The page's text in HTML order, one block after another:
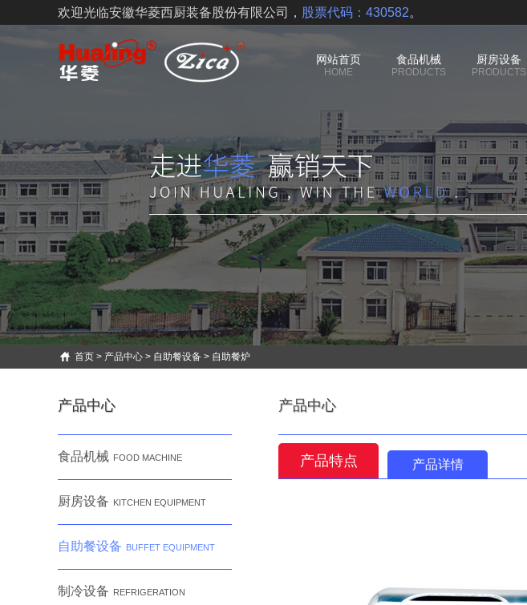
欢迎光临安徽华菱西厨装备股份有限公司， 股票代码：430582。
网站首页
HOME
食品机械
PRODUCTS
厨房设备
PRODUCTS
首页 > 产品中心 > 自助餐设备 > 自助餐炉
产品中心
食品机械 FOOD MACHINE
厨房设备 KITCHEN EQUIPMENT
自助餐设备 BUFFET EQUIPMENT
制冷设备 REFRIGERATION
产品中心
产品特点 产品详情